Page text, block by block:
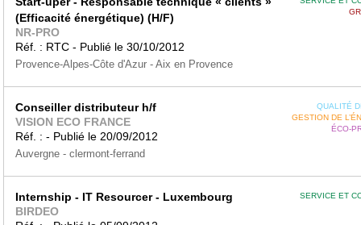
(Efficacité énergétique) (H/F)
NR-PRO
Réf. : RTC - Publié le 30/10/2012
Provence-Alpes-Côte d'Azur - Aix en Provence
QUALITÉ
GESTION DE
ÉCO-
Conseiller distributeur h/f
VISION ECO FRANCE
Réf. : - Publié le 20/09/2012
Auvergne - clermont-ferrand
SERVICE ET
Internship - IT Resourcer - Luxembourg
BIRDEO